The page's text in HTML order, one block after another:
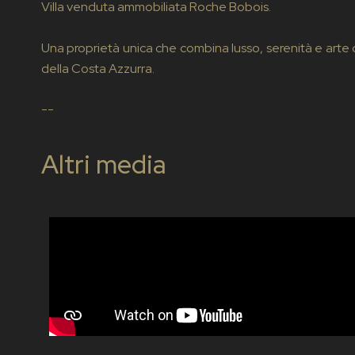
Villa venduta ammobiliata Roche Bobois.
Una proprietà unica che combina lusso, serenità e
della Costa Azzurra.
--
Altri media